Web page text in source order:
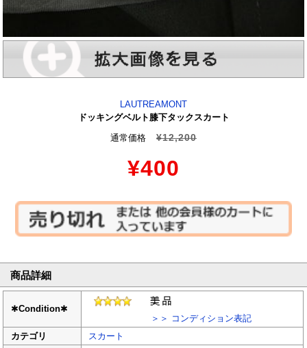
LAUTREAMONT
ドッキングベルト膝下タックスカート
通常価格
¥12,200
¥400
商品詳細
✱Condition✱
＞＞ コンディション表記
カテゴリ
スカート